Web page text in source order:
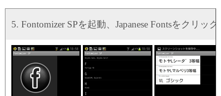
5. Fontomizer SPを起動、Japanese Fontsをクリック